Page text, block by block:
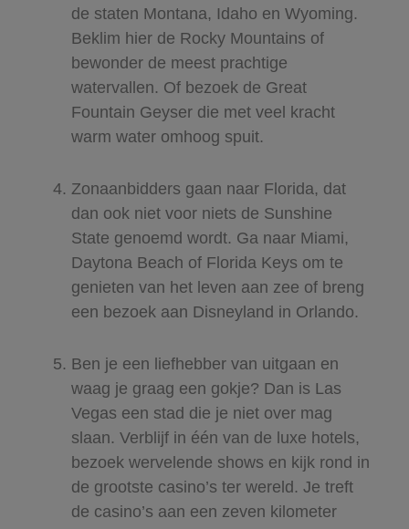
de staten Montana, Idaho en Wyoming.
Beklim hier de Rocky Mountains of
bewonder de meest prachtige
watervallen. Of bezoek de Great
Fountain Geyser die met veel kracht
warm water omhoog spuit.​
Zonaanbidders gaan naar Florida, dat
dan ook niet voor niets de Sunshine
State genoemd wordt. Ga naar Miami,
Daytona Beach of Florida Keys om te
genieten van het leven aan zee of breng
een bezoek aan Disneyland in Orlando. ​
Ben je een liefhebber van uitgaan en
waag je graag een gokje? Dan is Las
Vegas een stad die je niet over mag
slaan. Verblijf in één van de luxe hotels,
bezoek wervelende shows en kijk rond in
de grootste casino’s ter wereld. Je treft
de casino’s aan een zeven kilometer